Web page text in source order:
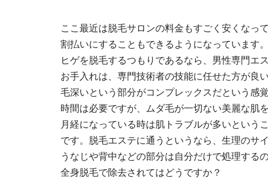
ここ最近は脱毛サロンの料金もすごく安くなっ
割払いにすることもできるようになっています。
ヒゲを脱毛するつもりであるなら、男性専門エ
お手入れは、専門技術者の技能に任せた方が良い
毛深いという部分がコンプレックスだという感
時間は必要ですが、ムダ毛が一切ない美麗な肌
月経になっている時は肌トラブルが多いという
です。脱毛エステに通うというなら、生理のサ
うなじや背中などの部分は自分だけで処理する
全身脱毛で除去されてはどうですか？